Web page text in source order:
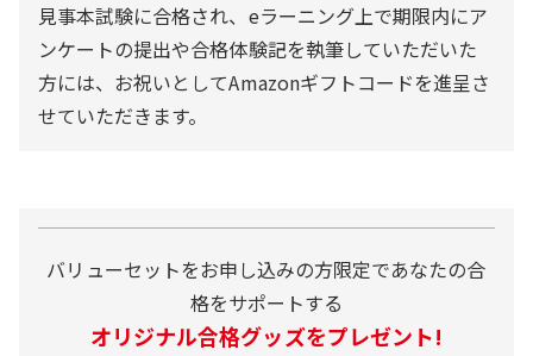
見事本試験に合格され、eラーニング上で期限内にア
ンケートの提出や合格体験記を執筆していただいた
方には、お祝いとしてAmazonギフトコードを進呈さ
せていただきます。
バリューセットをお申し込みの方限定であなたの合
格をサポートする
オリジナル合格グッズをプレゼント!